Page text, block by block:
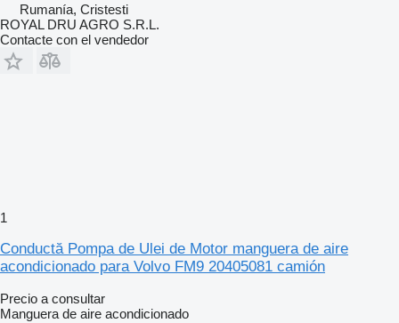
Rumanía, Cristesti
ROYAL DRU AGRO S.R.L.
Contacte con el vendedor
1
Conductă Pompa de Ulei de Motor manguera de aire
acondicionado para Volvo FM9 20405081 camión
Precio a consultar
Manguera de aire acondicionado